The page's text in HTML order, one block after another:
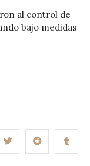
al control de
bajo medidas